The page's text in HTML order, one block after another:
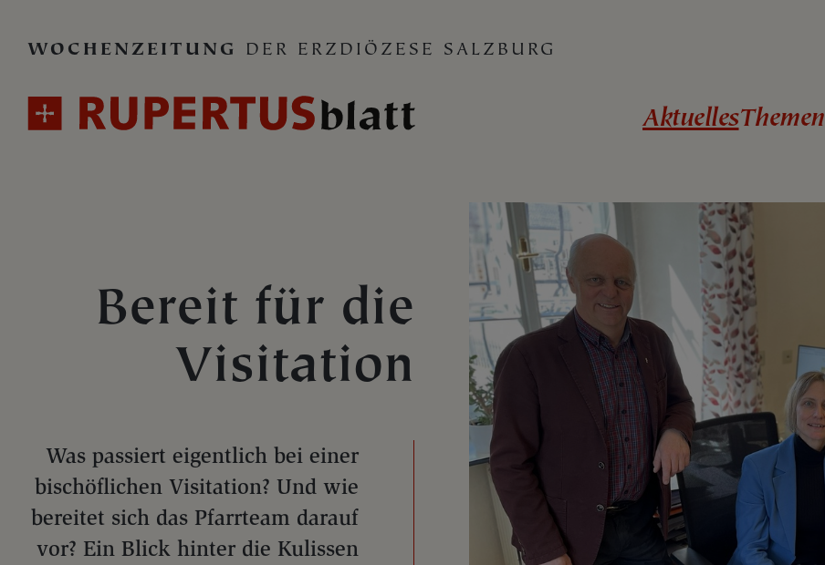
WOCHENZEITUNG DER ERZDIÖZESE SALZBURG
AktuellesThemen
Bereit für die
Visitation
Was passiert eigentlich bei einer
bischöflichen Visitation? Und wie
bereitet sich das Pfarrteam darauf
vor? Ein Blick hinter die Kulissen